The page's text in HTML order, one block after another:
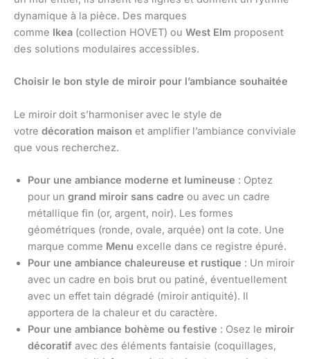
dynamique à la pièce. Des marques
comme Ikea (collection HOVET) ou West Elm proposent
des solutions modulaires accessibles.
Choisir le bon style de miroir pour l’ambiance souhaitée
Le miroir doit s’harmoniser avec le style de
votre décoration maison et amplifier l’ambiance conviviale
que vous recherchez.
Pour une ambiance moderne et lumineuse : Optez
pour un grand miroir sans cadre ou avec un cadre
métallique fin (or, argent, noir). Les formes
géométriques (ronde, ovale, arquée) ont la cote. Une
marque comme Menu excelle dans ce registre épuré.
Pour une ambiance chaleureuse et rustique : Un miroir
avec un cadre en bois brut ou patiné, éventuellement
avec un effet tain dégradé (miroir antiquité). Il
apportera de la chaleur et du caractère.
Pour une ambiance bohème ou festive : Osez le miroir
décoratif avec des éléments fantaisie (coquillages,